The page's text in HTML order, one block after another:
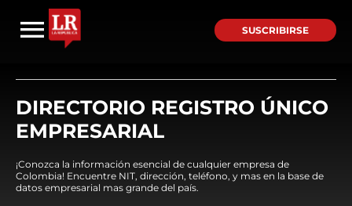
SUSCRIBIRSE
DIRECTORIO REGISTRO ÚNICO
EMPRESARIAL
¡Conozca la información esencial de cualquier empresa de
Colombia! Encuentre NIT, dirección, teléfono, y mas en la base de
datos empresarial mas grande del país.